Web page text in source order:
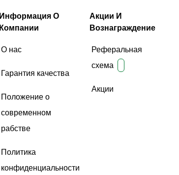
Информация О
Компании
О нас
Гарантия качества
Положение о
современном
рабстве
Политика
конфиденциальности
Акции И
Вознаграждение
Реферальная
схема
Акции